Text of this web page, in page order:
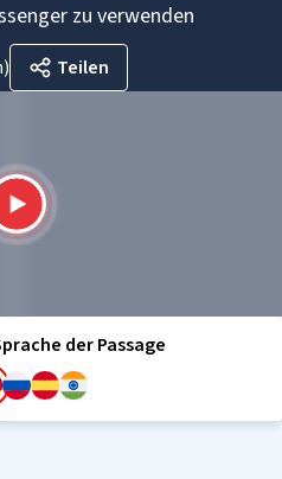
zu verwenden
) Teilen
der Passage